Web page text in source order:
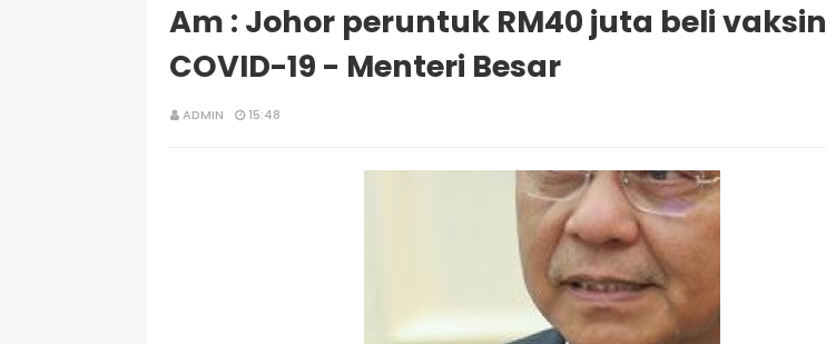
Am : Johor peruntuk RM40 juta beli vaksin
COVID-19 - Menteri Besar
ADMIN 15:48